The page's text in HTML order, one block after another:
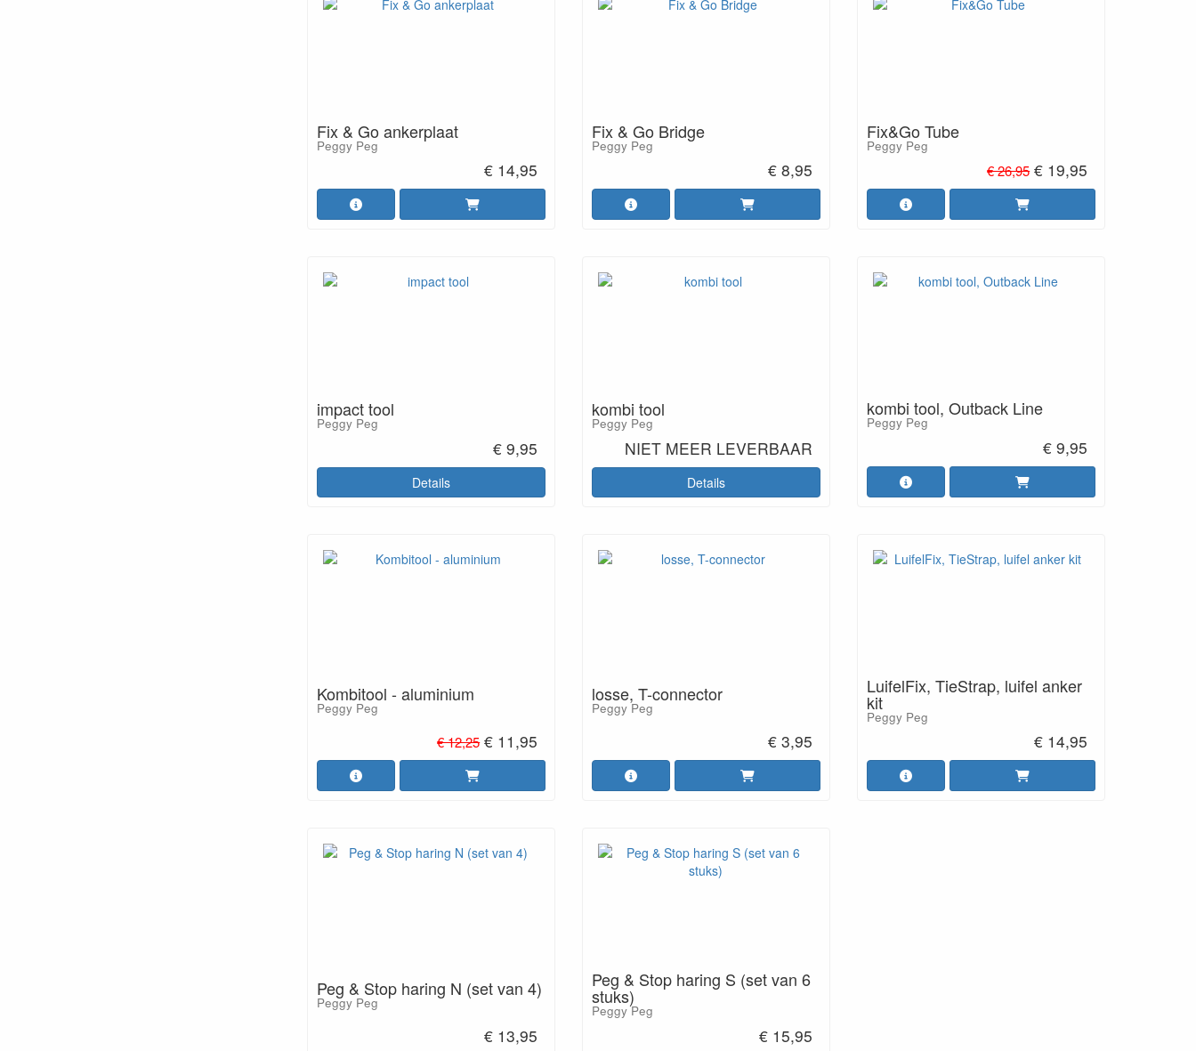
Fix & Go ankerplaat
Peggy Peg
€ 14,95
Fix & Go Bridge
Peggy Peg
€ 8,95
Fix&Go Tube
Peggy Peg
€ 26,95 € 19,95
impact tool
Peggy Peg
€ 9,95
Details
kombi tool
Peggy Peg
NIET MEER LEVERBAAR
Details
kombi tool, Outback Line
Peggy Peg
€ 9,95
Kombitool - aluminium
Peggy Peg
€ 12,25 € 11,95
losse, T-connector
Peggy Peg
€ 3,95
LuifelFix, TieStrap, luifel anker
kit
Peggy Peg
€ 14,95
Peg & Stop haring N (set van 4)
Peggy Peg
€ 13,95
Peg & Stop haring S (set van 6
stuks)
Peggy Peg
€ 15,95